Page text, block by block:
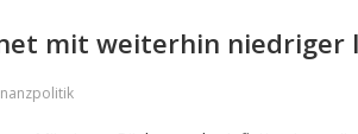
mit weiterhin